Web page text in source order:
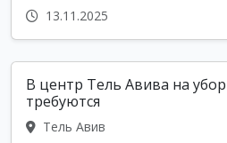
13.11.2025
В центр Тель Авива на
требуются
Тель Авив